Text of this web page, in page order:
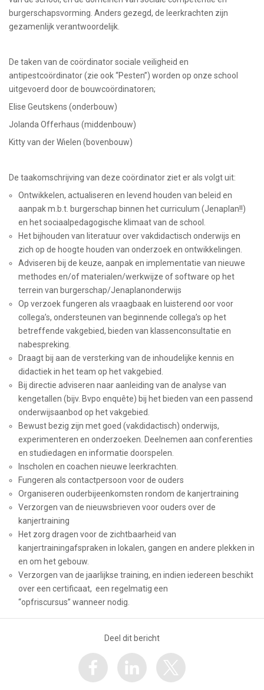
burgerschapsvorming. Anders gezegd, de leerkrachten zijn
gezamenlijk verantwoordelijk.
De taken van de coördinator sociale veiligheid en
antipestcoördinator (zie ook “Pesten”) worden op onze school
uitgevoerd door de bouwcoördinatoren;
Elise Geutskens (onderbouw)
Jolanda Offerhaus (middenbouw)
Kitty van der Wielen (bovenbouw)
De taakomschrijving van deze coördinator ziet er als volgt uit:
Ontwikkelen, actualiseren en levend houden van beleid en
aanpak m.b.t. burgerschap binnen het curriculum (Jenaplan!!)
en het sociaalpedagogische klimaat van de school.
Het bijhouden van literatuur over vakdidactisch onderwijs en
zich op de hoogte houden van onderzoek en ontwikkelingen.
Adviseren bij de keuze, aanpak en implementatie van nieuwe
methodes en/of materialen/werkwijze of software op het
terrein van burgerschap/Jenaplanonderwijs
Op verzoek fungeren als vraagbaak en luisterend oor voor
collega’s, ondersteunen van beginnende collega’s op het
betreffende vakgebied, bieden van klassenconsultatie en
nabespreking.
Draagt bij aan de versterking van de inhoudelijke kennis en
didactiek in het team op het vakgebied.
Bij directie adviseren naar aanleiding van de analyse van
kengetallen (bijv. Bvpo enquête) bij het bieden van een passend
onderwijsaanbod op het vakgebied.
Bewust bezig zijn met goed (vakdidactisch) onderwijs,
experimenteren en onderzoeken. Deelnemen aan conferenties
en studiedagen en informatie doorspelen.
Inscholen en coachen nieuwe leerkrachten.
Fungeren als contactpersoon voor de ouders
Organiseren ouderbijeenkomsten rondom de kanjertraining
Verzorgen van de nieuwsbrieven voor ouders over de
kanjertraining
Het zorg dragen voor de zichtbaarheid van
kanjertrainingafspraken in lokalen, gangen en andere plekken in
en om het gebouw.
Verzorgen van de jaarlijkse training, en indien iedereen beschikt
over een certificaat, een regelmatig een
“opfriscursus” wanneer nodig.
Deel dit bericht